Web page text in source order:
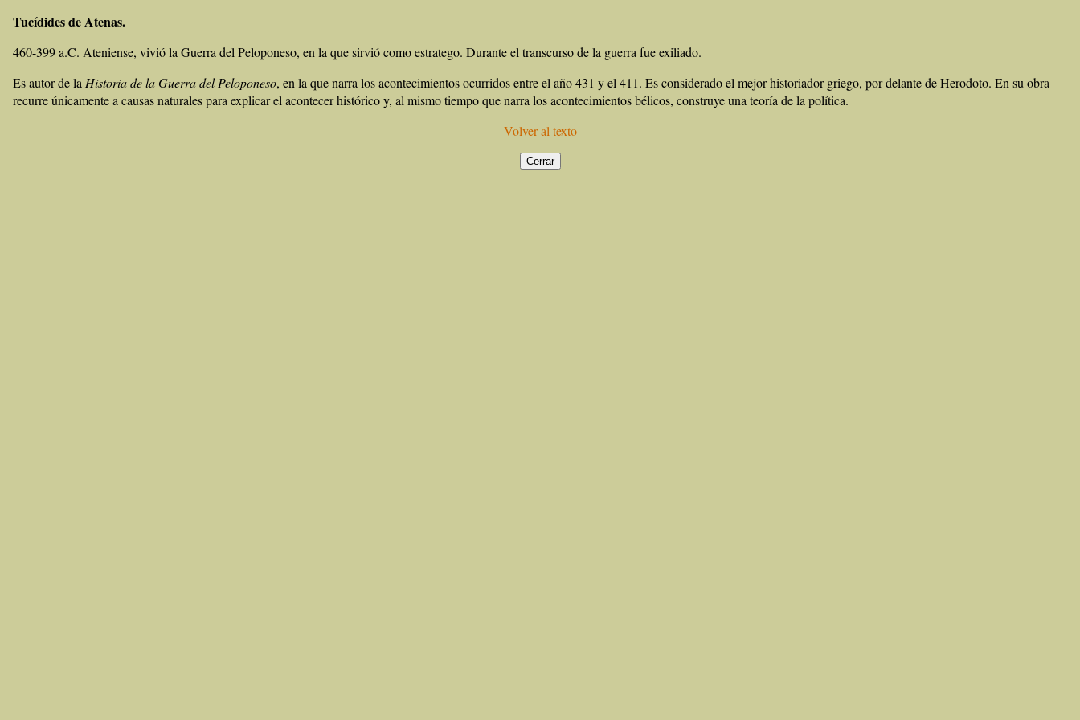
Tucídides de Atenas.
460-399 a.C. Ateniense, vivió la Guerra del Peloponeso, en la que sirvió como estratego. Durante el transcurso de la guerra fue exiliado.
Es autor de la Historia de la Guerra del Peloponeso, en la que narra los acontecimientos ocurridos entre el año 431 y el 411. Es considerado el mejor historiador griego, por delante de Herodoto. En su obra
recurre únicamente a causas naturales para explicar el acontecer histórico y, al mismo tiempo que narra los acontecimientos bélicos, construye una teoría de la política.
Volver al texto